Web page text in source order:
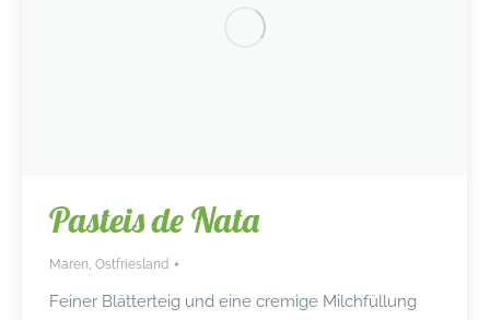
Pasteis de Nata
Maren, Ostfriesland
Feiner Blätterteig und eine cremige Milchfüllung